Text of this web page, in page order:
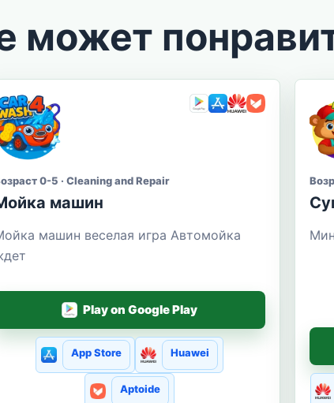
может
0-5 · Cleaning and Repair
машин
машин веселая игра Автомойка
Play on Google Play
App Store Huawei
Aptoide